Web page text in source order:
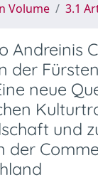
Volume
3.1
Andreinis
der
neue
und
der